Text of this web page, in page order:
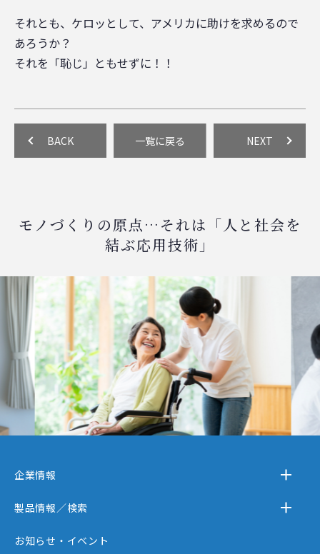
それとも、ケロッとして、アメリカに助けを求めるので
あろうか？
それを「恥じ」ともせずに！！
BACK NEXT
一覧に戻る
モノづくりの原点…それは「人と社会を
結ぶ応用技術」
企業情報
－企業情報
製品情報／検索
お知らせ・イベント